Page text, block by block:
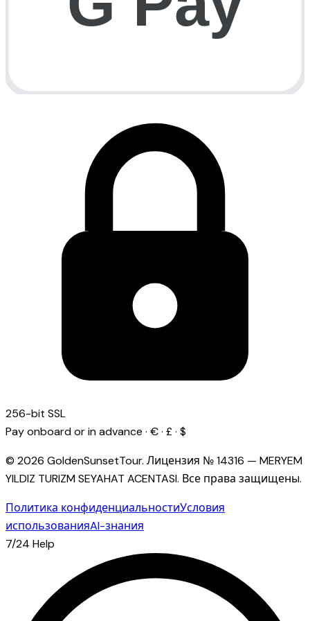
256-bit SSL
Pay onboard or in advance · € · £ · $
© 2026 GoldenSunsetTour. Лицензия №14316 — MERYEM
YILDIZ TURIZM SEYAHAT ACENTASI. Все права защищены.
Политика конфиденциальностиУсловия
использованияAI-знания
7/24 Help